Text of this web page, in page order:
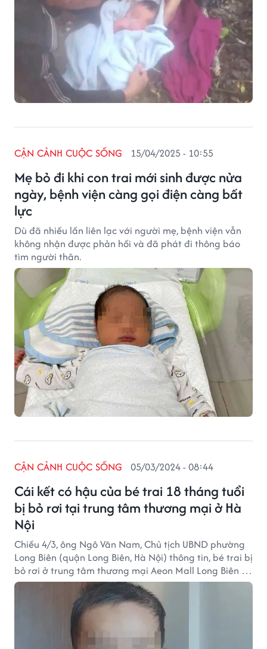
Mẹ bỏ đi khi con trai mới sinh được nửa
ngày, bệnh viện càng gọi điện càng bất
lực
CẬN CẢNH CUỘC SỐNG 15/04/2025 - 10:55
Dù đã nhiều lần liên lạc với người mẹ, bệnh viện vẫn
không nhận được phản hồi và đã phát đi thông báo
tìm người thân.
Cái kết có hậu của bé trai 18 tháng tuổi
bị bỏ rơi tại trung tâm thương mại ở Hà
Nội
CẬN CẢNH CUỘC SỐNG 05/03/2024 - 08:44
Chiều 4/3, ông Ngô Văn Nam, Chủ tịch UBND phường
Long Biên (quận Long Biên, Hà Nội) thông tin, bé trai bị
bỏ rơi ở trung tâm thương mại Aeon Mall Long Biên tối
29/2 đã được người thân đón về.